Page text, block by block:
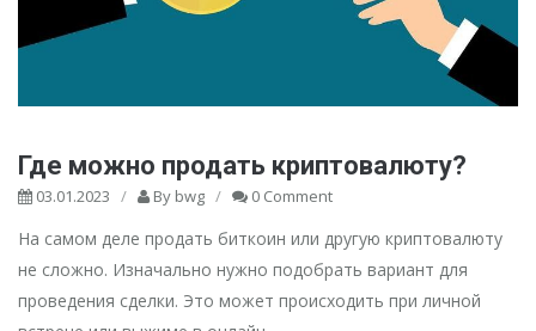
Где можно продать криптовалюту?
03.01.2023 / By bwg / 0 Comment
На самом деле продать биткоин или другую криптовалюту
не сложно. Изначально нужно подобрать вариант для
проведения сделки. Это может происходить при личной